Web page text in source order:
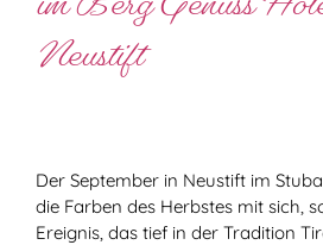
Neustift
Der September in Neustift im
die Farben des Herbstes mit sich,
Ereignis, das tief in der Tradition